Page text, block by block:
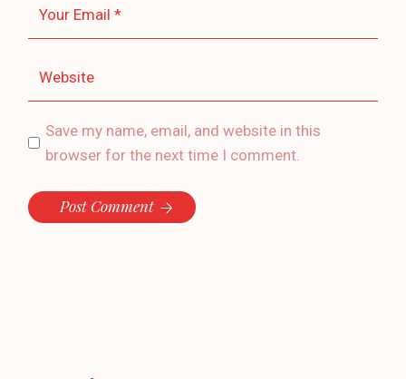
Save my name, email, and website in this
browser for the next time I comment.
Post Comment